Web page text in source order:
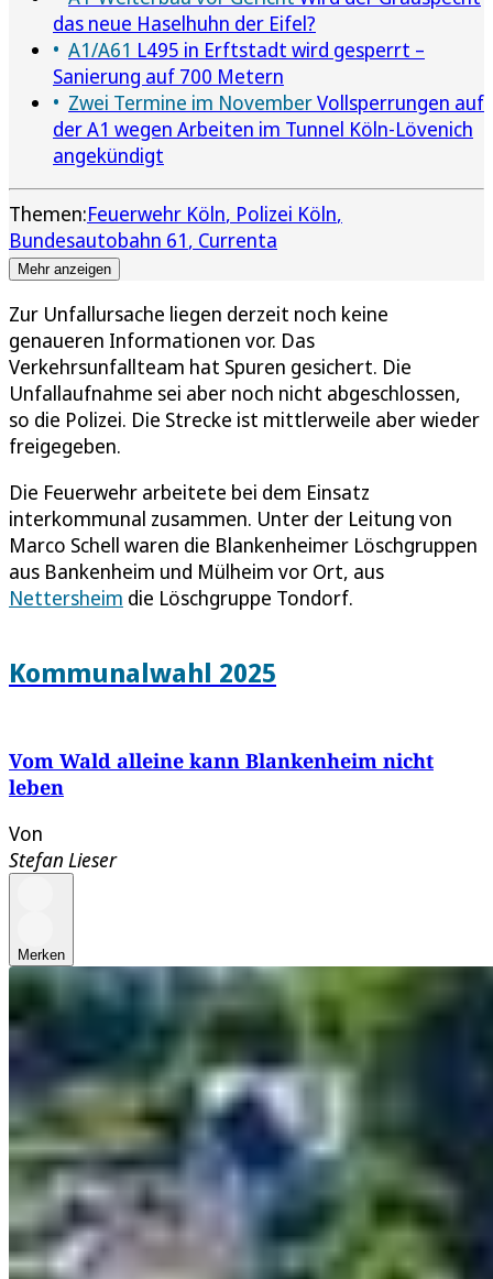
das neue Haselhuhn der Eifel?
A1/A61 L495 in Erftstadt wird gesperrt –
Sanierung auf 700 Metern
Zwei Termine im NovemberVollsperrungen auf
der A1 wegen Arbeiten im Tunnel Köln-Lövenich
angekündigt
Themen:Feuerwehr Köln Polizei Köln
Bundesautobahn 61 Currenta
Mehr anzeigen
Zur Unfallursache liegen derzeit noch keine
genaueren Informationen vor. Das
Verkehrsunfallteam hat Spuren gesichert. Die
Unfallaufnahme sei aber noch nicht abgeschlossen,
so die Polizei. Die Strecke ist mittlerweile aber wieder
freigegeben.
Die Feuerwehr arbeitete bei dem Einsatz
interkommunal zusammen. Unter der Leitung von
Marco Schell waren die Blankenheimer Löschgruppen
aus Bankenheim und Mülheim vor Ort, aus
Nettersheim die Löschgruppe Tondorf.
Kommunalwahl 2025
Vom Wald alleine kann Blankenheim nicht
leben
Von
Stefan Lieser
Merken